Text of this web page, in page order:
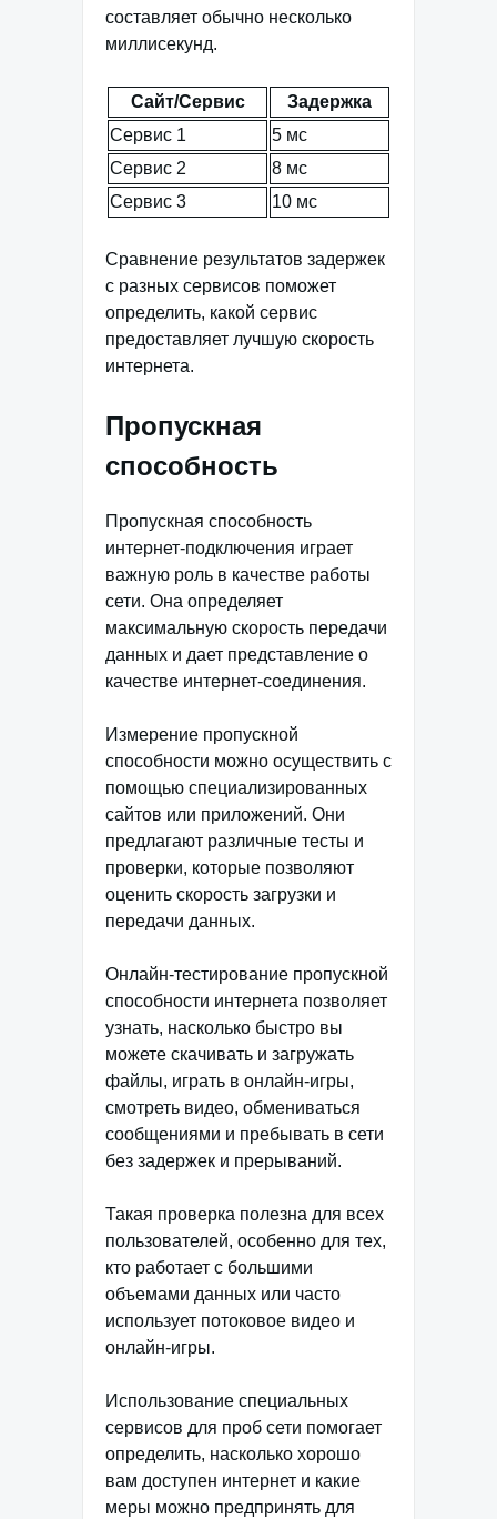
составляет обычно несколько
миллисекунд.
Сайт/Сервис
Задержка
Сервис 1
5 мс
Сервис 2
8 мс
Сервис 3
10 мс
Сравнение результатов задержек
с разных сервисов поможет
определить, какой сервис
предоставляет лучшую скорость
интернета.
Пропускная
способность
Пропускная способность
интернет-подключения играет
важную роль в качестве работы
сети. Она определяет
максимальную скорость передачи
данных и дает представление о
качестве интернет-соединения.
Измерение пропускной
способности можно осуществить с
помощью специализированных
сайтов или приложений. Они
предлагают различные тесты и
проверки, которые позволяют
оценить скорость загрузки и
передачи данных.
Онлайн-тестирование пропускной
способности интернета позволяет
узнать, насколько быстро вы
можете скачивать и загружать
файлы, играть в онлайн-игры,
смотреть видео, обмениваться
сообщениями и пребывать в сети
без задержек и прерываний.
Такая проверка полезна для всех
пользователей, особенно для тех,
кто работает с большими
объемами данных или часто
использует потоковое видео и
онлайн-игры.
Использование специальных
сервисов для проб сети помогает
определить, насколько хорошо
вам доступен интернет и какие
меры можно предпринять для